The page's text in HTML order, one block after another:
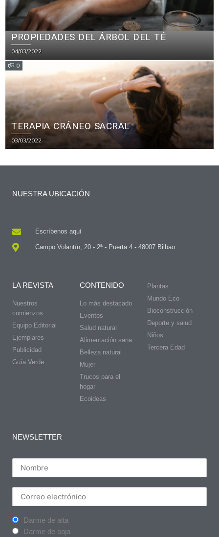
PROPIEDADES DEL ÁRBOL DEL TÉ
04/03/2022
0
TERAPIA CRÁNEO SACRAL
03/03/2022
NUESTRA UBICACIÓN
Escríbenos aquí
Campo Volantín, 20 - 2ª - Puerta 4 - 48007 Bilbao
LA REVISTA
Nuestros
comienzos
Equipo Editorial
Ejemplares
Publicidad
Guía Verde
CONTENIDO
Lo más destacado
Eventos
Salud natural
Alimentación sana
Belleza natural
Mujer
Trucos para el
hogar
Ecoideas
Plantas
Mundo Eco
Bioconstrucción
Deporte y salud
Niños
Tercera Edad
NEWSLETTER
Darme de alta
Darme de baja